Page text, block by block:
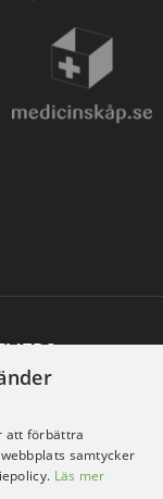
att förbättra
samtycker
Läs mer